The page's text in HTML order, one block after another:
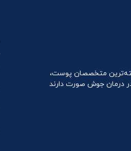
متخصصان پوست،
درمان جوش صورت دارند